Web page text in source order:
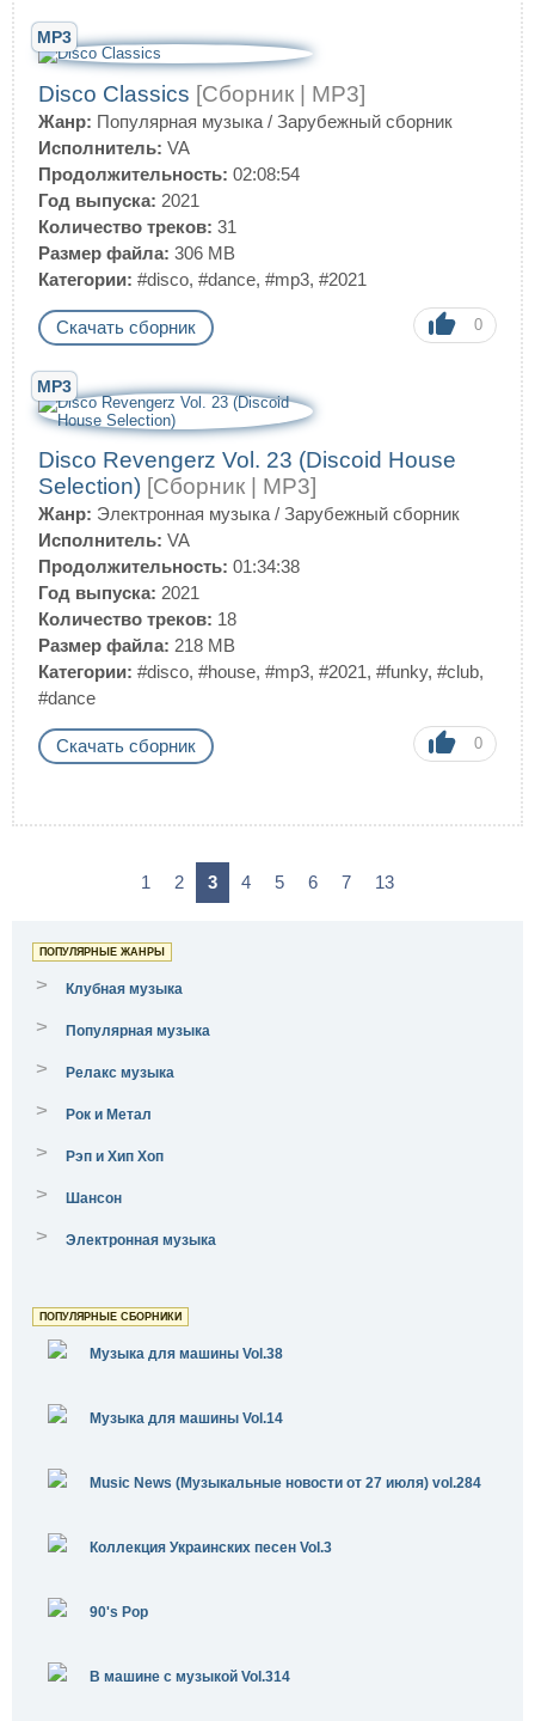
MP3
Disco Classics [Сборник | MP3]
Жанр: Популярная музыка / Зарубежный сборник
Исполнитель: VA
Продолжительность: 02:08:54
Год выпуска: 2021
Количество треков: 31
Размер файла: 306 MB
Категории: #disco, #dance, #mp3, #2021
Скачать сборник 0
MP3
Disco Revengerz Vol. 23 (Discoid House
Selection) [Сборник | MP3]
Жанр: Электронная музыка / Зарубежный сборник
Исполнитель: VA
Продолжительность: 01:34:38
Год выпуска: 2021
Количество треков: 18
Размер файла: 218 MB
Категории: #disco, #house, #mp3, #2021, #funky, #club,
#dance
Скачать сборник 0
1 2 3 4 5 6 7 13
ПОПУЛЯРНЫЕ ЖАНРЫ
> Клубная музыка
> Популярная музыка
> Релакс музыка
> Рок и Метал
> Рэп и Хип Хоп
> Шансон
> Электронная музыка
ПОПУЛЯРНЫЕ СБОРНИКИ
Музыка для машины Vol.38
Музыка для машины Vol.14
Music News (Музыкальные новости от 27 июля) vol.284
Коллекция Украинских песен Vol.3
90's Pop
В машине с музыкой Vol.314